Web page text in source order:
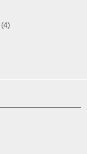
(4)